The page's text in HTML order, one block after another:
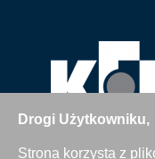
Drogi Użytkowniku,
Strona korzysta z